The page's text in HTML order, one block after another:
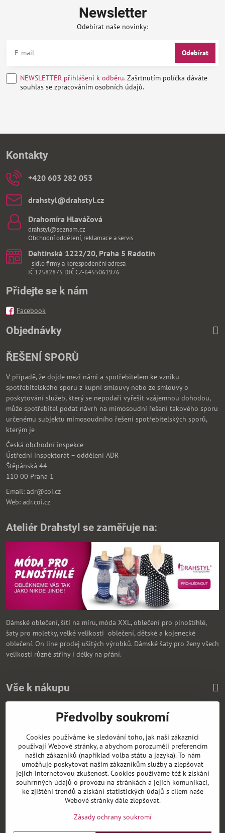
Newsletter
Odebírat naše novinky:
Odebírat
NEWSLETTER přihlášení k odběru.Zašrtnutím políčka dáváte
souhlas se zpracováním osobních údajů.
Kontakty
+420 603 282 053
drahstyl​@drahstyl​.cz
Drahomíra Hlaváčová
drahstyl@seznam.cz
Obchodní oddělení, reklamace a servis
Dehtínská 1222/20, Praha 5 Radotín
- sídlo firmy a korespodenční adresa
IČ 12582875 DIČ CZ-6455061976
Přidejte se k nám
Facebook
Objednávky
ŘEŠENÍ SPORŮ
V případě, že dojde mezi námi a spotřebitelem ke vzniku
spotřebitelského sporu z kupní smlouvy nebo ze smlouvy o
poskytování služeb, který se nepodaří vyřešit vzájemnou dohodou,
může spotřebitel podat návrh na mimosoudní řešení takového sporu
určenému subjektu mimosoudního řešení spotřebitelských sporů,
kterým je
Česká obchodní inspekce
Ústřední inspektorát – oddělení ADR
Štěpánská 44
110 00 Praha 1
Email: adr@coi.cz
Web: adr.coi.cz
Ateliér Drahstyl se zaměřuje na:
Dámské oblečení, šítí na míru, móda XXL, oblečení pro plnoštíhlé,
šaty pro moletky, velké velikosti oblečení, dětské a kojenecké
oblečení. On line prodej ušitých výrobků. Dámské šaty pro ženy všech
velikostí různé střihy i délky na přání.
Vše k nákupu
Zasíláme i na SlovenskoPředvolby soukromí
Cookies používáme ke sledování toho, jak naši zákazníci
používají Webové stránky, a abychom porozuměli preferencím
našich zákazníků (například volba státu a jazyka). To nám
umožňuje poskytovat našim zákazníkům služby a zlepšovat
jejich internetovou zkušenost. Cookies používáme též k získání
souhrnných údajů o provozu na stránkách a jejich komunikaci,
ke zjištění trendů a získání statistických údajů s cílem naše
Webové stránky dále zlepšovat.
Zásady ochrany soukromí